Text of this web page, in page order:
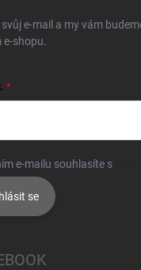
e-mail a my vám
e-shopu.
e-mailu souhlasíte s
se